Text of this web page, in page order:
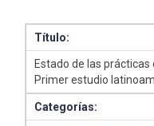
Título:
Estado de las
Primer estudio
Categorías: